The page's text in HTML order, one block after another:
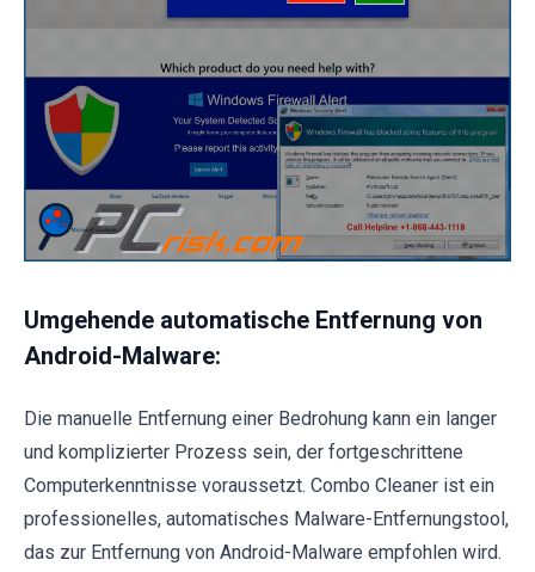
Umgehende automatische Entfernung von
Android-Malware:
Die manuelle Entfernung einer Bedrohung kann ein langer
und komplizierter Prozess sein, der fortgeschrittene
Computerkenntnisse voraussetzt. Combo Cleaner ist ein
professionelles, automatisches Malware-Entfernungstool,
das zur Entfernung von Android-Malware empfohlen wird.